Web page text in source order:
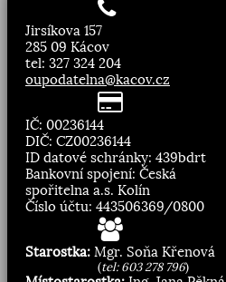
Jirsíkova 157
285 09 Kácov
tel: 327 324 204
oupodatelna@kacov.cz
IČ: 00236144
DIČ: CZ00236144
ID datové schránky: 439bdrt
Bankovní spojení: Česká
spořitelna a.s. Kolín
Číslo účtu: 443506369/0800
Starostka: Mgr. Soňa Křenová
(tel: 603 278 796)